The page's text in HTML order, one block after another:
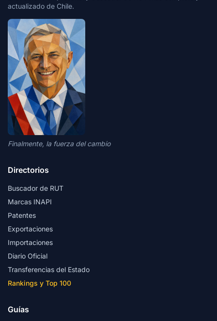
actualizado de Chile.
Finalmente, la fuerza del cambio
Directorios
Buscador de RUT
Marcas INAPI
Patentes
Exportaciones
Importaciones
Diario Oficial
Transferencias del Estado
Rankings y Top 100
Guías